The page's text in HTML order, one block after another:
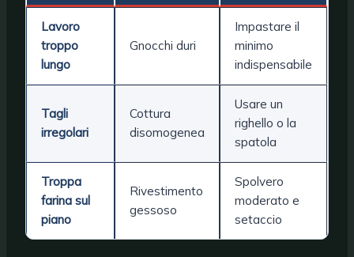
Lavoro
troppo
lungo
Gnocchi duri
Impastare il
minimo
indispensabile
Tagli
irregolari
Cottura
disomogenea
Usare un
righello o la
spatola
Troppa
farina sul
piano
Rivestimento
gessoso
Spolvero
moderato e
setaccio